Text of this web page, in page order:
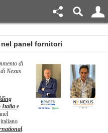
panel fornitori
di
Nexus
Italia e
.